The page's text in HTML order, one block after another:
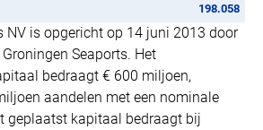
198.058
NV is opgericht op 14 juni 2013 door
Seaports. Het
bedraagt € 600 miljoen,
aandelen met een nominale
geplaatst kapitaal bedraagt bij